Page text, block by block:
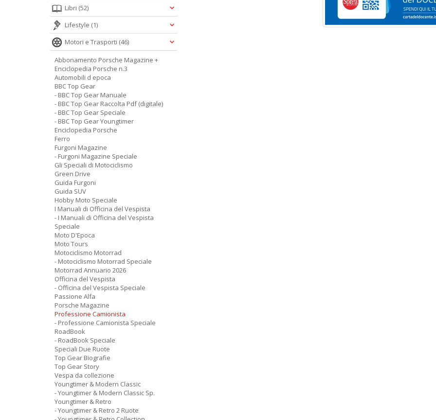
Libri (52)
Lifestyle (1)
Motori e Trasporti (46)
Abbonamento Porsche Magazine +
Enciclopedia Porsche n.3
Automobili d epoca
BBC Top Gear
- BBC Top Gear Manuale
- BBC Top Gear Raccolta Pdf (digitale)
- BBC Top Gear Speciale
- BBC Top Gear Youngtimer
Enciclopedia Porsche
Ferro
Furgoni Magazine
- Furgoni Magazine Speciale
Gli Speciali di Motociclismo
Green Drive
Guida Furgoni
Guida SUV
Hobby Moto Speciale
I Manuali di Officina del Vespista
- I Manuali di Officina del Vespista
Speciale
Moto D'Epoca
Moto Tours
Motociclismo Motorrad
- Motociclismo Motorrad Speciale
Motorrad Annuario 2026
Officina del Vespista
- Officina del Vespista Speciale
Passione Alfa
Porsche Magazine
Professione Camionista
- Professione Camionista Speciale
RoadBook
- RoadBook Speciale
Speciali Due Ruote
Top Gear Biografie
Top Gear Story
Vespa da collezione
Youngtimer & Modern Classic
- Youngtimer & Modern Classic Sp.
Youngtimer & Retro
- Youngtimer & Retro 2 Ruote